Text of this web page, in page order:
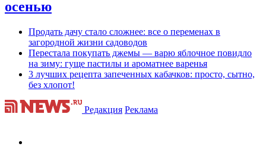
осенью
Продать дачу стало сложнее: все о переменах в
загородной жизни садоводов
Перестала покупать джемы — варю яблочное повидло
на зиму: гуще пастилы и ароматнее варенья
3 лучших рецепта запеченных кабачков: просто, сытно,
без хлопот!
Редакция Реклама